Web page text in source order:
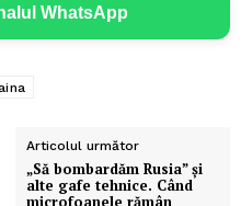
WhatsApp
Articolul următor
„Să bombardăm Rusia” și
alte gafe tehnice. Când
microfoanele rămân